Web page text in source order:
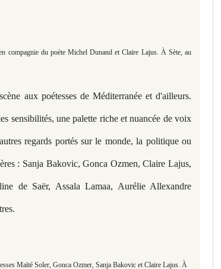
compagnie du poète Michel Dunand et Claire Lajus. À Sète, au
aux poétesses de Méditerranée et d'ailleurs.
sensibilités, une palette riche et nuancée de voix
regards portés sur le monde, la politique ou
: Sanja Bakovic, Gonca Ozmen, Claire Lajus,
de Saër, Assala Lamaa, Aurélie Allexandre
Maïté Soler, Gonca Ozmer, Sanja Bakovic et Claire Lajus. À